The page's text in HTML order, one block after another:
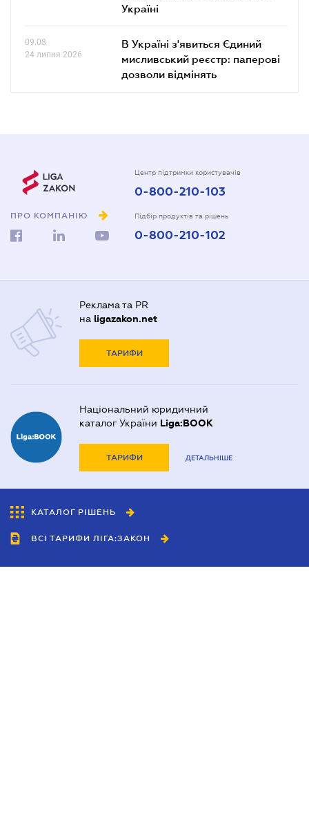
Україні
09.08
24 липня 2026
В Україні з'явиться Єдиний
мисливський реєстр: паперові
дозволи відмінять
ПРО КОМПАНІЮ
Центр підтримки користувачів
0-800-210-103
Підбір продуктів та рішень
0-800-210-102
Реклама та PR
на ligazakon.net
ТАРИФИ
Національний юридичний
каталог України Liga:BOOK
ТАРИФИ ДЕТАЛЬНІШЕ
КАТАЛОГ РІШЕНЬ
ВСІ ТАРИФИ ЛІГА:ЗАКОН